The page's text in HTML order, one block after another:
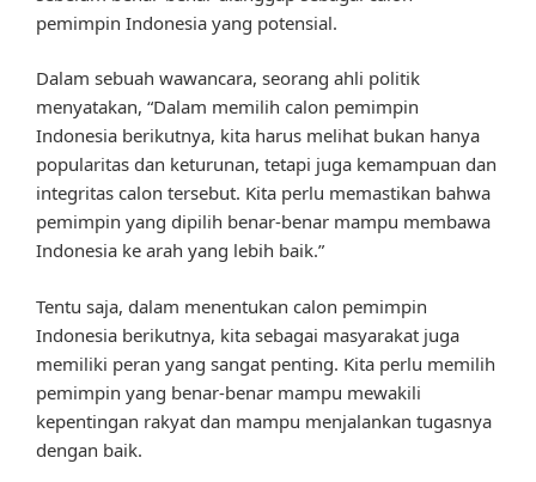
pemimpin Indonesia yang potensial.
Dalam sebuah wawancara, seorang ahli politik
menyatakan, “Dalam memilih calon pemimpin
Indonesia berikutnya, kita harus melihat bukan hanya
popularitas dan keturunan, tetapi juga kemampuan dan
integritas calon tersebut. Kita perlu memastikan bahwa
pemimpin yang dipilih benar-benar mampu membawa
Indonesia ke arah yang lebih baik.”
Tentu saja, dalam menentukan calon pemimpin
Indonesia berikutnya, kita sebagai masyarakat juga
memiliki peran yang sangat penting. Kita perlu memilih
pemimpin yang benar-benar mampu mewakili
kepentingan rakyat dan mampu menjalankan tugasnya
dengan baik.